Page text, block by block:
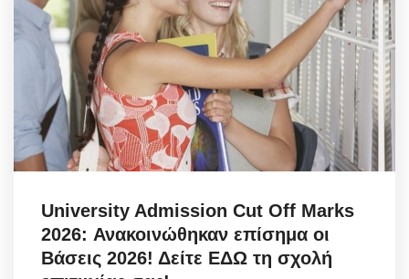
University Admission Cut Off Marks
2026: Ανακοινώθηκαν επίσημα οι
Βάσεις 2026! Δείτε ΕΔΩ τη σχολή